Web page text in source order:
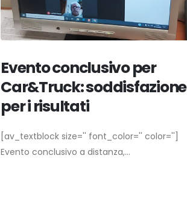
Evento conclusivo per
Car&Truck: soddisfazione
per i risultati
[av_textblock size='' font_color='' color='']
Evento conclusivo a distanza,...